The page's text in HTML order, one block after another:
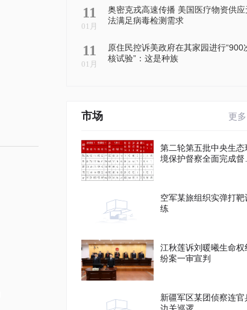
11
01月
奥密克戎高速传播 美国医疗物资供应
法满足病毒检测需求
11
01月
原住民控诉美政府在其家园进行“900
核试验”：这是种族
市场 更多
第二轮第五批中央生态
境保护督察全面完成督
空军某旅组织实弹打靶
练
江秋莲诉刘暖曦生命权
纷案一审宣判
新疆军区某团侦察连官